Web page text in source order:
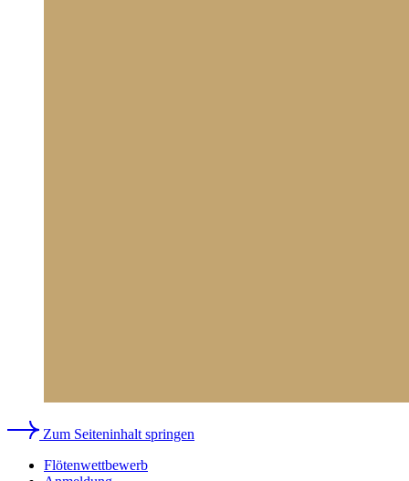
Zum Seiteninhalt springen
Flötenwettbewerb